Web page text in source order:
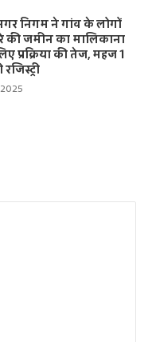
निगम ने गांव के लोगों
की जमीन का मालिकाना
प्रक्रिया की तेज, महज 1